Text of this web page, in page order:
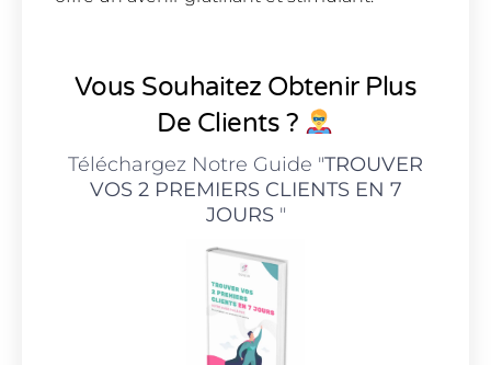
Vous Souhaitez Obtenir Plus
De Clients ?
Téléchargez Notre Guide "TROUVER
VOS 2 PREMIERS CLIENTS EN 7
JOURS"